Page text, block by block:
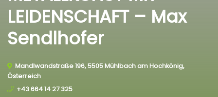
LEIDENSCHAFT – Max
Sendlhofer
Mandlwandstraße 196, 5505 Mühlbach am Hochkönig,
Österreich
+43 664 14 27 325